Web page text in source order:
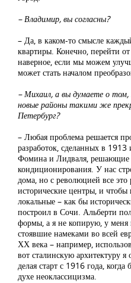
– Владимир, вы согласны?
– Да, в каком-то смысле
квартиры. Конечно, перейти
наверное, если мы можем
может стать началом
– Михаил, а вы думаете о том,
новые районы такими же
Петербург?
– Любая проблема решается
разработок, сделанных в
Фомина и Лидваля, решающие
кондиционирования. У нас
дома, но с революцией все это
исторические центры, и чтобы
локальные – как бы
построил в Сочи. Альберти
формы, а я не копирую, у меня
стоявшие намеками во всей
ХХ века – например,
вот сталинскую архитектуру
делая старт с 1916 года,
духе неоклассицизма.